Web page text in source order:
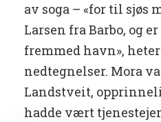
av soga – «for til sjøs
Larsen fra Barbo, og
fremmed havn»,
nedtegnelser. Mora
Landstveit,
hadde vært